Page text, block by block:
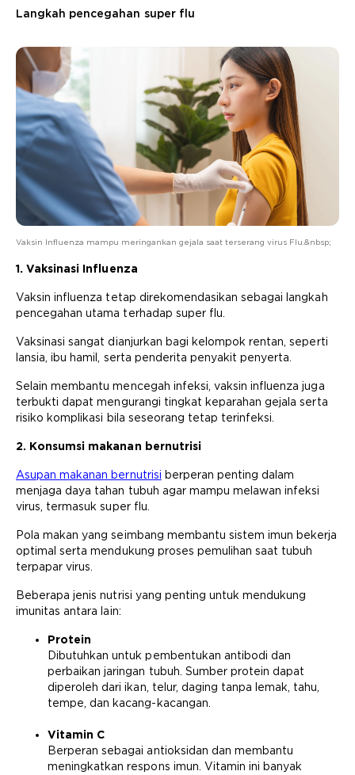
Langkah pencegahan super flu
Vaksin Influenza mampu meringankan gejala saat terserang virus Flu.&nbsp;
1. Vaksinasi Influenza
Vaksin influenza tetap direkomendasikan sebagai langkah
pencegahan utama terhadap super flu.
Vaksinasi sangat dianjurkan bagi kelompok rentan, seperti
lansia, ibu hamil, serta penderita penyakit penyerta.
Selain membantu mencegah infeksi, vaksin influenza juga
terbukti dapat mengurangi tingkat keparahan gejala serta
risiko komplikasi bila seseorang tetap terinfeksi.
2. Konsumsi makanan bernutrisi
Asupan makanan bernutrisi berperan penting dalam
menjaga daya tahan tubuh agar mampu melawan infeksi
virus, termasuk super flu.
Pola makan yang seimbang membantu sistem imun bekerja
optimal serta mendukung proses pemulihan saat tubuh
terpapar virus.
Beberapa jenis nutrisi yang penting untuk mendukung
imunitas antara lain:
Protein
Dibutuhkan untuk pembentukan antibodi dan
perbaikan jaringan tubuh. Sumber protein dapat
diperoleh dari ikan, telur, daging tanpa lemak, tahu,
tempe, dan kacang-kacangan.
Vitamin C
Berperan sebagai antioksidan dan membantu
meningkatkan respons imun. Vitamin ini banyak